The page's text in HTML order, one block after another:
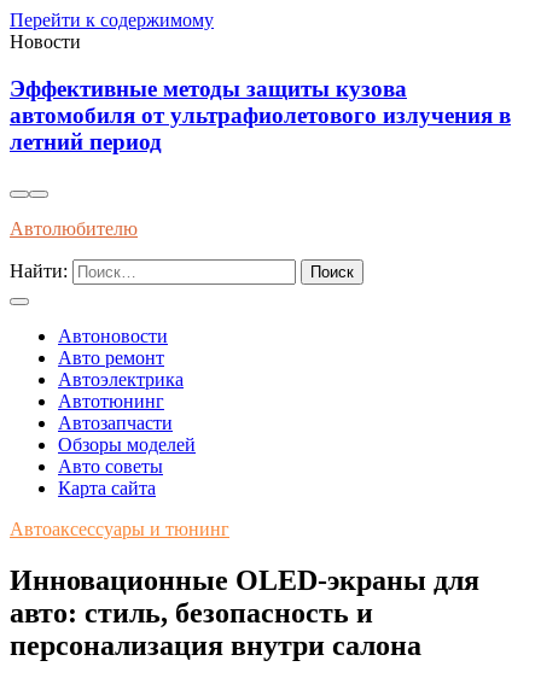
Перейти к содержимому
Новости
Как распознать оригинальные запчасти по
упаковке и сертификатам качества
Автолюбителю
Найти:
Автоновости
Авто ремонт
Автоэлектрика
Автотюнинг
Автозапчасти
Обзоры моделей
Авто советы
Карта сайта
Автоаксессуары и тюнинг
Инновационные OLED-экраны для
авто: стиль, безопасность и
персонализация внутри салона